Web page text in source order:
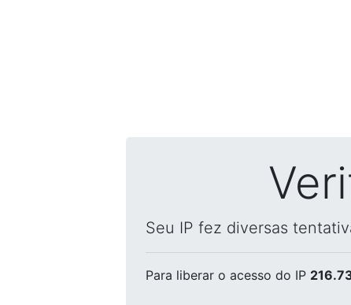
Seu IP fez diversas
Para liberar o acesso do IP